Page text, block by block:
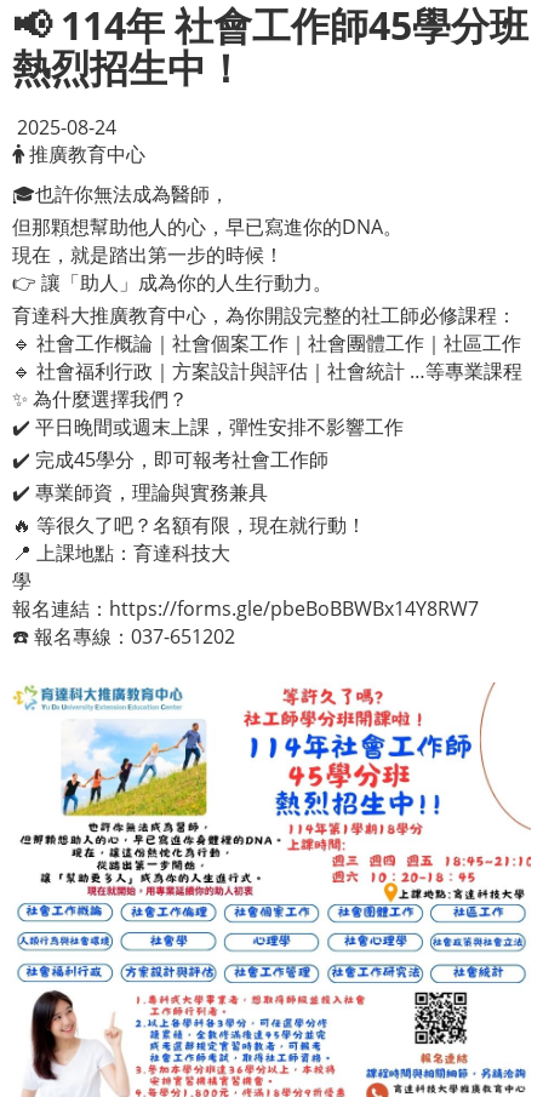
📢 114年 社會工作師45學分班
熱烈招生中！
2025-08-24
推廣教育中心
🎓也許你無法成為醫師，
但那顆想幫助他人的心，早已寫進你的DNA。
現在，就是踏出第一步的時候！
👉 讓「助人」成為你的人生行動力。
育達科大推廣教育中心，為你開設完整的社工師必修課程：
🔹 社會工作概論｜社會個案工作｜社會團體工作｜社區工作
🔹 社會福利行政｜方案設計與評估｜社會統計 …等專業課程
✨ 為什麼選擇我們？
✔️ 平日晚間或週末上課，彈性安排不影響工作
✔️ 完成45學分，即可報考社會工作師
✔️ 專業師資，理論與實務兼具
🔥 等很久了吧？名額有限，現在就行動！
📍 上課地點：育達科技大
報名連結： https://forms.gle/pbeBoBBWBx14Y8RW7
☎️ 報名專線：037-651202